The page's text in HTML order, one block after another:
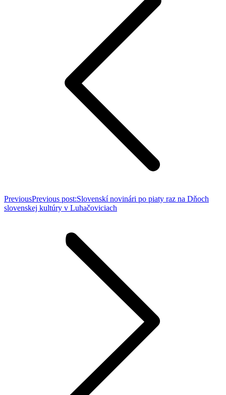
PreviousPrevious post:Slovenskí novinári po piaty raz na Dňoch
slovenskej kultúry v Luhačoviciach